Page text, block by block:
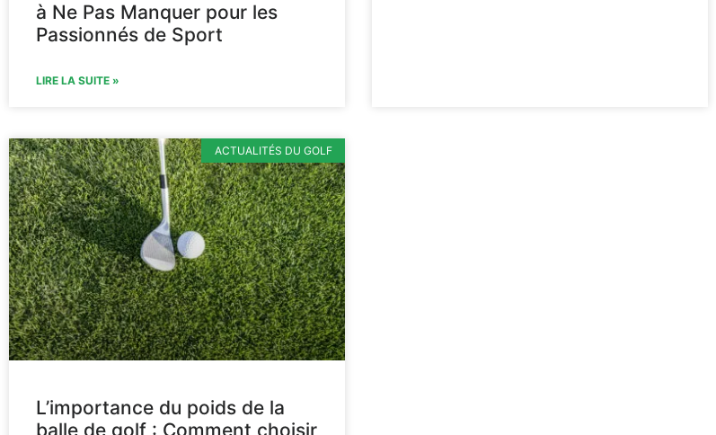
à Ne Pas Manquer pour les
Passionnés de Sport
LIRE LA SUITE »
ACTUALITÉS DU GOLF
L’importance du poids de la
balle de golf : Comment choisir